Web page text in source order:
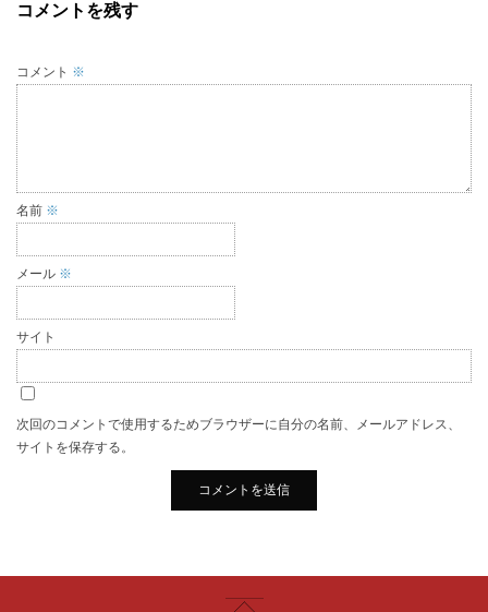
コメントを残す
コメント ※
名前 ※
メール ※
サイト
次回のコメントで使用するためブラウザーに自分の名前、メールアドレス、
サイトを保存する。